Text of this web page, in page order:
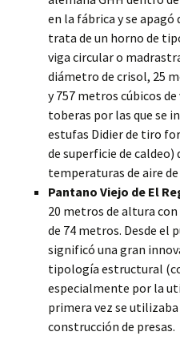
en la fábrica y se
trata de un horno de
viga circular o
diámetro de crisol, 25
y 757 metros cúbicos
toberas por las que se
estufas Didier de tiro
de superficie de
temperaturas de aire de
Pantano Viejo de El
20 metros de altura
de 74 metros. Desde el
significó una gran
tipología estructural
especialmente por la
primera vez se
construcción de presas.